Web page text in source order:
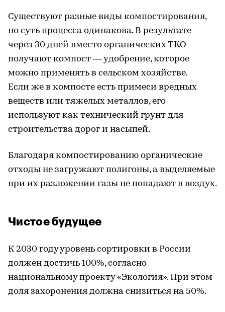
Существуют разные виды компостирования,
но суть процесса одинакова. В результате
через 30 дней вместо органических ТКО
получают компост — удобрение, которое
можно применять в сельском хозяйстве.
Если же в компосте есть примеси вредных
веществ или тяжелых металлов, его
используют как технический грунт для
строительства дорог и насыпей.
Благодаря компостированию органические
отходы не загружают полигоны, а выделяемые
при их разложении газы не попадают в воздух.
Чистое будущее
К 2030 году уровень сортировки в России
должен достичь 100%, согласно
национальному проекту «Экология». При этом
доля захоронения должна снизиться на 50%.